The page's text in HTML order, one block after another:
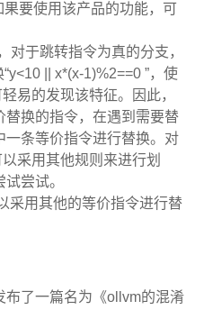
果要使用该产品的功能，可
对于跳转指令为真的分支，
“y<10 || x*(x-1)%2==0 ”，使
易的发现该特征。
因此，
换的指令，在遇到需要替
条等价指令进行替换。对
采用其他规则来进行划
尝试。
采用其他的等价指令进行替
布了一篇名为《ollvm的混淆